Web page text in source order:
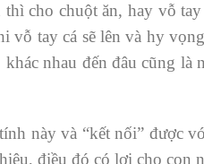
cho chuột ăn, hay vỗ
vỗ tay cá sẽ lên và hy
nhau đến đâu cũng là
này và “kết nối” được
điều đó có lợi cho con